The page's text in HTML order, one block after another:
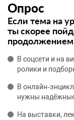
Опрос
Если тема на
ты скорее
В соцсети и на
ролики и
В
нужны
На выставки,